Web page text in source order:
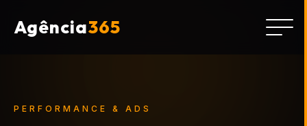
Agência365
PERFORMANCE & ADS